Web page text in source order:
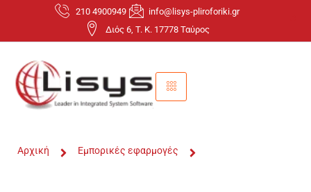
210 4900949
info@lisys-pliroforiki.gr
Διός 6, T. K. 17778 Ταύρος
Αρχική Εμπορικές εφαρμογές